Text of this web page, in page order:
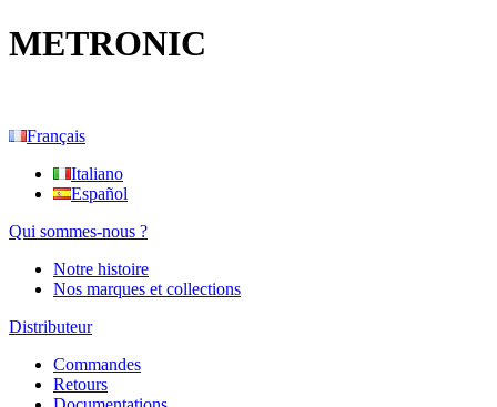
METRONIC
Français
Italiano
Español
Qui sommes-nous ?
Notre histoire
Nos marques et collections
Distributeur
Commandes
Retours